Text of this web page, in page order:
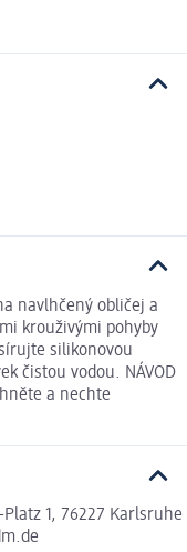
navlhčený obličej a
krouživými pohyby
silikonovou
čistou vodou. NÁVOD
a nechte
1, 76227 Karlsruhe